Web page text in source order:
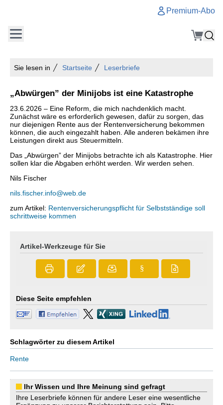
Premium-Abo
Sie lesen in Startseite Leserbriefe
„Abwürgen” der Minijobs ist eine Katastrophe
23.6.2026 – Eine Reform, die mich nachdenklich macht.
Zunächst wäre es erforderlich gewesen, dafür zu sorgen, das
nur diejenigen Rente aus der Rentenversicherung bekommen
können, die auch eingezahlt haben. Alle anderen bekämen ihre
Leistungen direkt aus Steuermitteln.
Das „Abwürgen” der Minijobs betrachte ich als Katastrophe. Hier
sollen klar die Abgaben erhöht werden. Wir werden sehen.
Nils Fischer
nils.fischer.info@web.de
zum Artikel: Rentenversicherungspflicht für Selbstständige soll
schrittweise kommen
Artikel-Werkzeuge für Sie
§
Diese Seite empfehlen
Schlagwörter zu diesem Artikel
Rente
Ihr Wissen und Ihre Meinung sind gefragt
Ihre Leserbriefe können für andere Leser eine wesentliche